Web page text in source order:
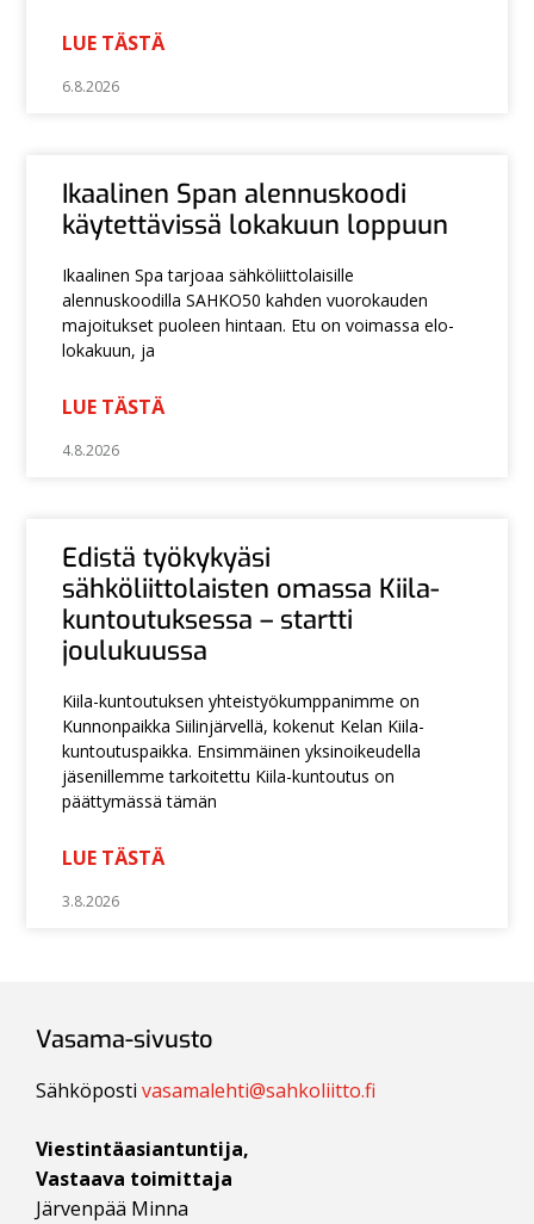
LUE TÄSTÄ
6.8.2026
Ikaalinen Span alennuskoodi
käytettävissä lokakuun loppuun
Ikaalinen Spa tarjoaa sähköliittolaisille
alennuskoodilla SAHKO50 kahden vuorokauden
majoitukset puoleen hintaan. Etu on voimassa elo-
lokakuun, ja
LUE TÄSTÄ
4.8.2026
Edistä työkykyäsi
sähköliittolaisten omassa Kiila-
kuntoutuksessa – startti
joulukuussa
Kiila-kuntoutuksen yhteistyökumppanimme on
Kunnonpaikka Siilinjärvellä, kokenut Kelan Kiila-
kuntoutuspaikka. Ensimmäinen yksinoikeudella
jäsenillemme tarkoitettu Kiila-kuntoutus on
päättymässä tämän
LUE TÄSTÄ
3.8.2026
Vasama-sivusto
Sähköpostivasamalehti@sahkoliitto.fi
Viestintäasiantuntija,
Vastaava toimittaja
Järvenpää Minna